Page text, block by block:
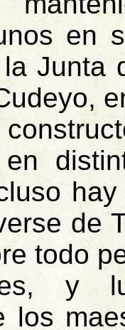
en
Junta
,
de
todo
y
los